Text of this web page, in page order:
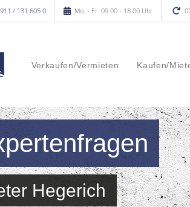
/ 131 605 0 Mo. - Fr. 09.00 - 18.00 Uhr
Verkaufen/Vermieten Kaufen/
Hegerich